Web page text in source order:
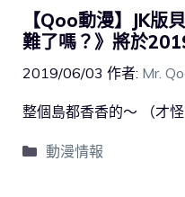
【Qoo動漫】JK版
難了嗎？》將於
2019/06/03 作者: Mr.
整個島都香香的～ （才怪
動漫情報